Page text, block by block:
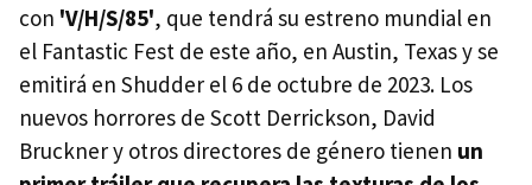
con 'V/H/S/85', que tendrá su estreno mundial en
el Fantastic Fest de este año, en Austin, Texas y se
emitirá en Shudder el 6 de octubre de 2023. Los
nuevos horrores de Scott Derrickson, David
Bruckner y otros directores de género tienen un